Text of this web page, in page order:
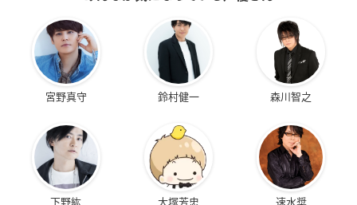
宮野真守 鈴村健一 森川智之
下野紘 大塚芳忠 速水奨